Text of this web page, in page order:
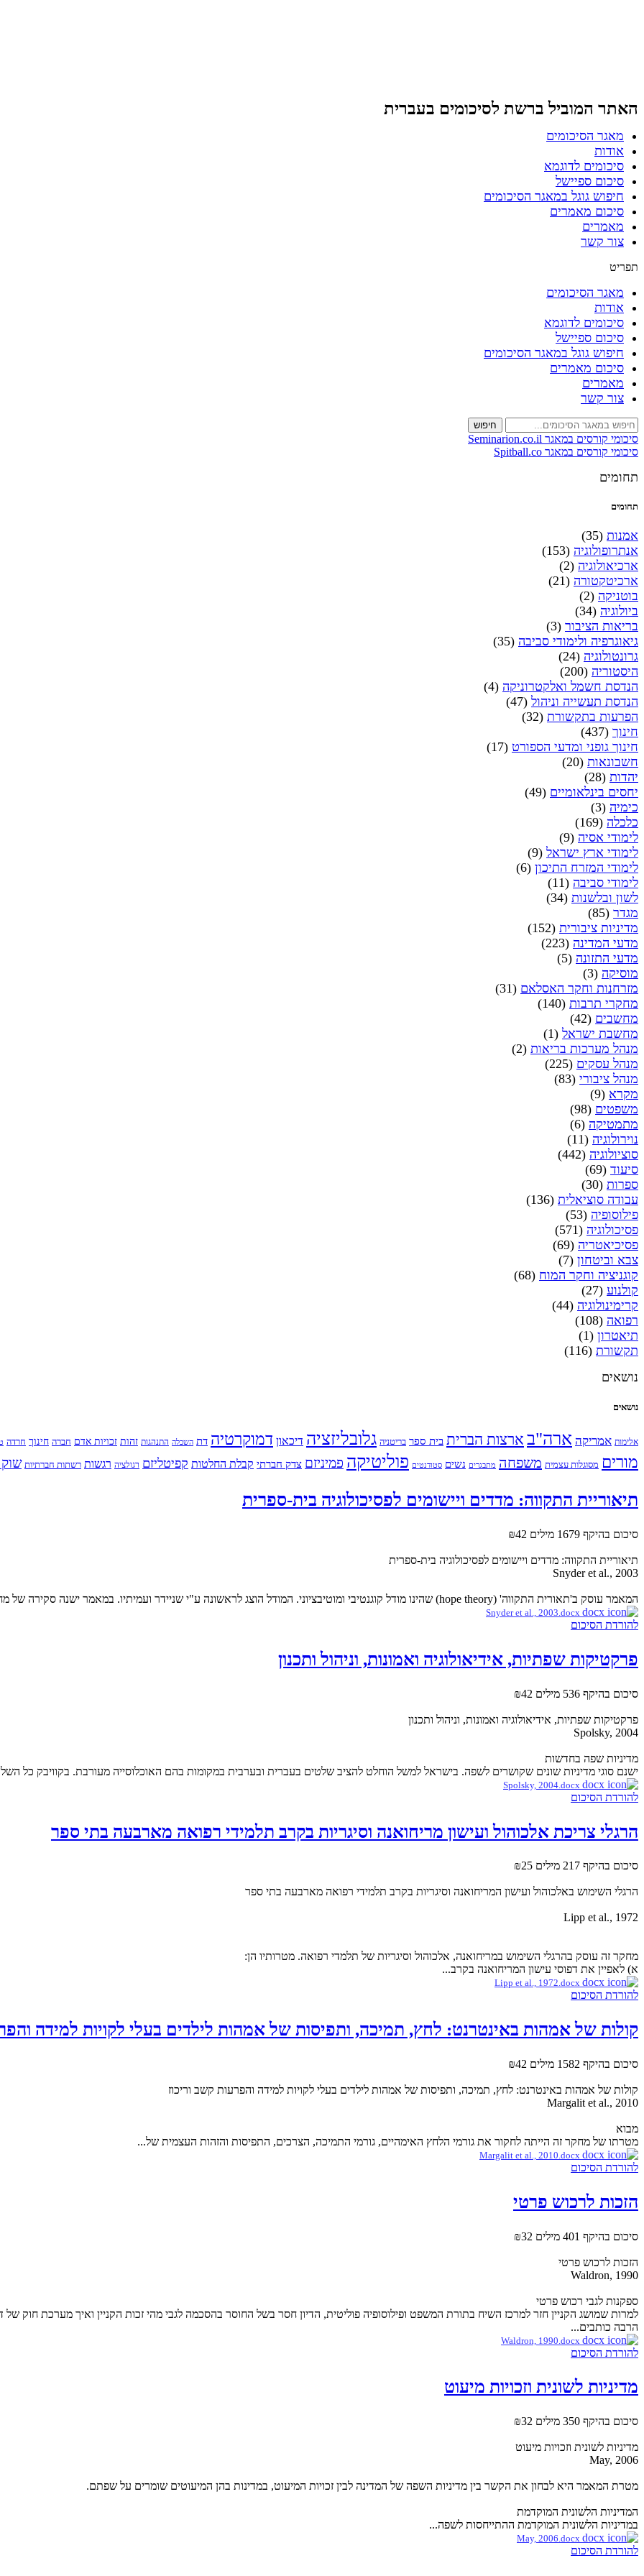
האתר המוביל ברשת לסיכומים בעברית
מאגר הסיכומים
אודות
סיכומים לדוגמא
סיכום ספיישל
חיפוש גוגל במאגר הסיכומים
סיכום מאמרים
מאמרים
צור קשר
תפריט
מאגר הסיכומים
אודות
סיכומים לדוגמא
סיכום ספיישל
חיפוש גוגל במאגר הסיכומים
סיכום מאמרים
מאמרים
צור קשר
חיפוש
סיכומי קורסים במאגר Seminarion.co.il
סיכומי קורסים במאגר Spitball.co
תחומים
תחומים
אמנות (35)
אנתרופולוגיה (153)
ארכיאולוגיה (2)
ארכיטקטורה (21)
בוטניקה (2)
ביולוגיה (34)
בריאות הציבור (3)
גיאוגרפיה ולימודי סביבה (35)
גרונטולוגיה (24)
היסטוריה (200)
הנדסת חשמל ואלקטרוניקה (4)
הנדסת תעשייה וניהול (47)
הפרעות בתקשורת (32)
חינוך (437)
חינוך גופני ומדעי הספורט (17)
חשבונאות (20)
יהדות (28)
יחסים בינלאומיים (49)
כימיה (3)
כלכלה (169)
לימודי אסיה (9)
לימודי ארץ ישראל (9)
לימודי המזרח התיכון (6)
לימודי סביבה (11)
לשון ובלשנות (34)
מגדר (85)
מדיניות ציבורית (152)
מדעי המדינה (223)
מדעי התזונה (5)
מוסיקה (3)
מזרחנות וחקר האסלאם (31)
מחקרי תרבות (140)
מחשבים (42)
מחשבת ישראל (1)
מנהל מערכות בריאות (2)
מנהל עסקים (225)
מנהל ציבורי (83)
מקרא (9)
משפטים (98)
מתמטיקה (6)
נוירולוגיה (11)
סוציולוגיה (442)
סיעוד (69)
ספרות (30)
עבודה סוציאלית (136)
פילוסופיה (53)
פסיכולוגיה (571)
פסיכיאטריה (69)
צבא וביטחון (7)
קוגניציה וחקר המוח (68)
קולנוע (27)
קרימינולוגיה (44)
רפואה (108)
תיאטרון (1)
תקשורת (116)
נושאים
נושאים
אלימות אמריקה ארה"ב ארצות הברית בית ספר בריטניה גלובליזציה דיכאון דמוקרטיה דת השכלה התנהגות זהות זכויות אדם חברה חינוך חרדה
מורים מסוגלות עצמית משפחה מתבגרים נשים סטודנטים פוליטיקה פמיניזם צדק חברתי קבלת החלטות קפיטליזם רגולציה רגשות רשתות חברתיות
תיאוריית התקווה: מדדים ויישומים לפסיכולוגיה בית-ספרית
סיכום בהיקף 1679 מילים ₪42
תיאוריית התקווה: מדדים ויישומים לפסיכולוגיה בית-ספרית
Snyder et al., 2003
המאמר עוסק ב'תאורית התקווה' (hope theory) שהינו מודל קוגנטיבי ומוטיבציוני. המודל הוצג לראשונה ע"י שניידר ועמיתיו. במאמר ישנה סקירה של מחקרים העוסקים במודל...
להורדת הסיכום
פרקטיקות שפתיות, אידיאולוגיה ואמונות, וניהול ותכנון
סיכום בהיקף 536 מילים ₪42
פרקטיקות שפתיות, אידיאולוגיה ואמונות, וניהול ותכנון
Spolsky, 2004
מדיניות שפה בחדשות
ישנם סוגי מדיניות שונים שקושרים לשפה. בישראל למשל הוחלט להציב שלטים בעברית ובערבית במקומות בהם האוכלוסייה מעורבת. בקוויבק כל
להורדת הסיכום
הרגלי צריכת אלכוהול ועישון מריחואנה וסיגריות בקרב תלמידי רפואה מארבעה בתי ספר
סיכום בהיקף 217 מילים ₪25
הרגלי השימוש באלכוהול ועישון המריחואנה וסיגריות בקרב תלמידי רפואה מארבעה בתי ספר
Lipp et al., 1972
מחקר זה עוסק בהרגלי השימוש במריחואנה, אלכוהול וסיגריות של תלמדי רפואה. מטרותיו הן:
א) לאפיין את דפוסי עישון המריחואנה בקרב...
להורדת הסיכום
קולות של אמהות באינטרנט: לחץ, תמיכה, ותפיסות של אמהות לילדים בעלי לקויות למידה
סיכום בהיקף 1582 מילים ₪42
קולות של אמהות באינטרנט: לחץ, תמיכה, ותפיסות של אמהות לילדים בעלי לקויות למידה והפרעות קשב וריכוז
Margalit et al., 2010
מבוא
מטרתו של מחקר זה הייתה לחקור את גורמי הלחץ האימהיים, גורמי התמיכה, הצרכים, התפיסות והזהות העצמית של...
להורדת הסיכום
הזכות לרכוש פרטי
סיכום בהיקף 401 מילים ₪32
הזכות לרכוש פרטי
Waldron, 1990
ספקנות לגבי רכוש פרטי
למרות שמושג הקניין חזר למרכז השיח בתורת המשפט ופילוסופיה פוליטית, הדיון חסר בשל החוסר בהסכמה לגבי מהי זכות הקניין ואיך מערכת חוק של
הרבה כותבים...
להורדת הסיכום
מדיניות לשונית וזכויות מיעוט
סיכום בהיקף 350 מילים ₪32
מדיניות לשונית וזכויות מיעוט
May, 2006
מטרת המאמר היא לבחון את הקשר בין מדיניות השפה של המדינה לבין זכויות המיעוט, במדינות בהן המיעוטים שומרים על שפתם.
המדיניות הלשונית המוקדמת
במדיניות הלשונית המוקדמת ההתייחסות לשפה...
להורדת הסיכום